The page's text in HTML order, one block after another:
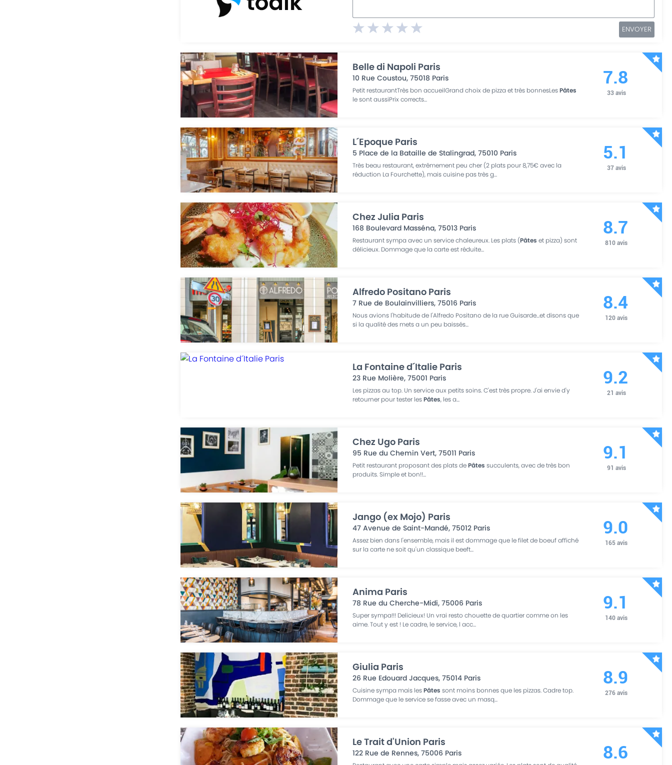
ENVOYER
Belle di Napoli Paris
10 Rue Coustou,75018 Paris
Petit restaurantTrès bon accueilGrand choix de pizza et très bonnesLesPâtes
le sont aussiPrix corrects...
7.8
33 avis
L´Epoque Paris
5 Place de la Bataille de Stalingrad,75010 Paris
Très beau restaurant, extrêmement peu cher (2 plats pour 8,75€ avec la
réduction La Fourchette), mais cuisine pas très g...
5.1
37 avis
Chez Julia Paris
168 Boulevard Masséna,75013 Paris
Restaurant sympa avec un service chaleureux. Les plats (Pâtes et pizza) sont
délicieux. Dommage que la carte est réduite...
8.7
810 avis
Alfredo Positano Paris
7 Rue de Boulainvilliers,75016 Paris
Nous avions l'habitude de l'Alfredo Positano de la rue Guisarde...et disons que
si la qualité des mets a un peu baissés...
8.4
120 avis
La Fontaine d´Italie Paris
23 Rue Molière,75001 Paris
Les pizzas au top. Un service aux petits soins. C'est très propre. J'ai envie d'y
retourner pour tester lesPâtes, les a...
9.2
21 avis
Chez Ugo Paris
95 Rue du Chemin Vert,75011 Paris
Petit restaurant proposant des plats dePâtes succulents, avec de très bon
produits. Simple et bon!!...
9.1
91 avis
Jango (ex Mojo) Paris
47 Avenue de Saint-Mandé,75012 Paris
Assez bien dans l'ensemble, mais il est dommage que le filet de boeuf affiché
sur la carte ne soit qu'un classique beeft...
9.0
165 avis
Anima Paris
78 Rue du Cherche-Midi,75006 Paris
Super sympa!!! Delicieux! Un vrai resto chouette de quartier comme on les
aime. Tout y est ! Le cadre, le service, l acc...
9.1
140 avis
Giulia Paris
26 Rue Edouard Jacques,75014 Paris
Cuisine sympa mais lesPâtes sont moins bonnes que les pizzas. Cadre top.
Dommage que le service se fasse avec un masq...
8.9
276 avis
Le Trait d'Union Paris
122 Rue de Rennes,75006 Paris 8.6